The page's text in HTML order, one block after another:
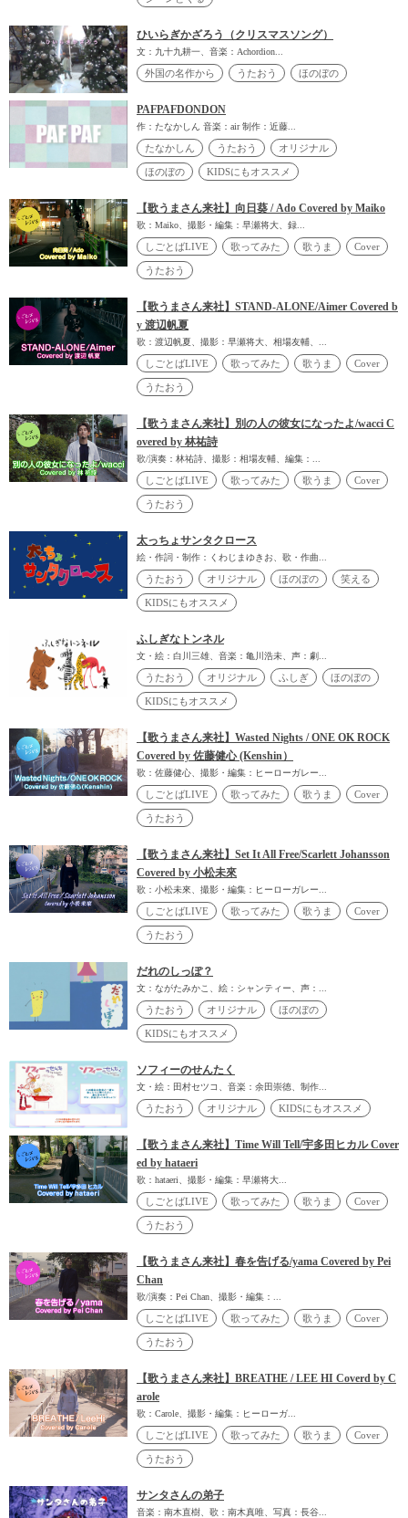
ひいらぎかざろう（クリスマスソング）
文：九十九耕一、音楽：Achordion...
外国の名作から うたおう ほのぼの
PAFPAFDONDON
作：たなかしん 音楽：air 制作：近藤...
たなかしん うたおう オリジナル
ほのぼの KIDSにもオススメ
【歌うまさん来社】向日葵 / Ado Covered by Maiko
歌：Maiko、撮影・編集：早瀬将大、録...
しごとばLIVE 歌ってみた 歌うま Cover
うたおう
【歌うまさん来社】STAND-ALONE/Aimer Covered b
y 渡辺帆夏
歌：渡辺帆夏、撮影：早瀬将大、相場友輔、...
しごとばLIVE 歌ってみた 歌うま Cover
うたおう
【歌うまさん来社】別の人の彼女になったよ/wacci C
overed by 林祐詩
歌/演奏：林祐詩、撮影：相場友輔、編集：...
しごとばLIVE 歌ってみた 歌うま Cover
うたおう
太っちょサンタクロース
絵・作詞・制作：くわじまゆきお、歌・作曲...
うたおう オリジナル ほのぼの 笑える
KIDSにもオススメ
ふしぎなトンネル
文・絵：白川三雄、音楽：亀川浩未、声：劇...
うたおう オリジナル ふしぎ ほのぼの
KIDSにもオススメ
【歌うまさん来社】Wasted Nights / ONE OK ROCK
Covered by 佐藤健心 (Kenshin）
歌：佐藤健心、撮影・編集：ヒーローガレー...
しごとばLIVE 歌ってみた 歌うま Cover
うたおう
【歌うまさん来社】Set It All Free/Scarlett Johansson
Covered by 小松未來
歌：小松未來、撮影・編集：ヒーローガレー...
しごとばLIVE 歌ってみた 歌うま Cover
うたおう
だれのしっぽ？
文：ながたみかこ、絵：シャンティー、声：...
うたおう オリジナル ほのぼの
KIDSにもオススメ
ソフィーのせんたく
文・絵：田村セツコ、音楽：余田崇徳、制作...
うたおう オリジナル KIDSにもオススメ
【歌うまさん来社】Time Will Tell/宇多田ヒカル Cover
ed by hataeri
歌：hataeri、撮影・編集：早瀬将大...
しごとばLIVE 歌ってみた 歌うま Cover
うたおう
【歌うまさん来社】春を告げる/yama Covered by Pei
Chan
歌/演奏：Pei Chan、撮影・編集：...
しごとばLIVE 歌ってみた 歌うま Cover
うたおう
【歌うまさん来社】BREATHE / LEE HI Coverd by C
arole
歌：Carole、撮影・編集：ヒーローガ...
しごとばLIVE 歌ってみた 歌うま Cover
うたおう
サンタさんの弟子
音楽：南木直樹、歌：南木真唯、写真：長谷...